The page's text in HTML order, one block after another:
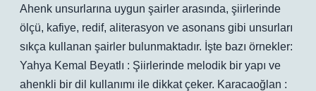
Ahenk unsurlarına uygun şairler arasında, şiirlerinde
ölçü, kafiye, redif, aliterasyon ve asonans gibi unsurları
sıkça kullanan şairler bulunmaktadır. İşte bazı örnekler:
Yahya Kemal Beyatlı : Şiirlerinde melodik bir yapı ve
ahenkli bir dil kullanımı ile dikkat çeker. Karacaoğlan :